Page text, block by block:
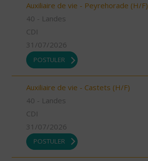
Auxiliaire de vie - Peyrehorade (H/F)
40 - Landes
CDI
31/07/2026
POSTULER
Auxiliaire de vie - Castets (H/F)
40 - Landes
CDI
31/07/2026
POSTULER